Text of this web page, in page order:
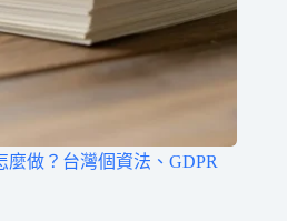
麼做？台灣個資法、GDPR